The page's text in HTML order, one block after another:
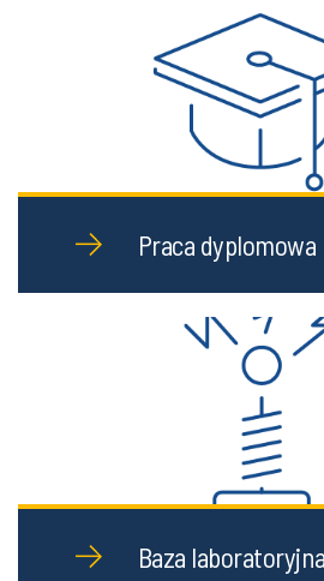
Praca dyplomowa
Baza laboratoryjna